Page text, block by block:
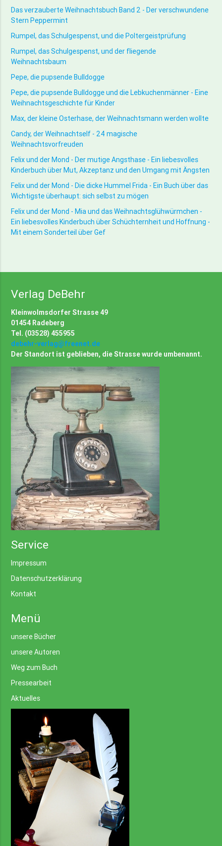
Das verzauberte Weihnachtsbuch Band 2 - Der verschwundene
Stern Peppermint
Rumpel, das Schulgespenst, und die Poltergeistprüfung
Rumpel, das Schulgespenst, und der fliegende
Weihnachtsbaum
Pepe, die pupsende Bulldogge
Pepe, die pupsende Bulldogge und die Lebkuchenmänner - Eine
Weihnachtsgeschichte für Kinder
Max, der kleine Osterhase, der Weihnachtsmann werden wollte
Candy, der Weihnachtself - 24 magische
Weihnachtsvorfreuden
Felix und der Mond - Der mutige Angsthase - Ein liebesvolles
Kinderbuch über Mut, Akzeptanz und den Umgang mit Ängsten
Felix und der Mond - Die dicke Hummel Frida - Ein Buch über das
Wichtigste überhaupt: sich selbst zu mögen
Felix und der Mond - Mia und das Weihnachtsglühwürmchen -
Ein liebesvolles Kinderbuch über Schüchternheit und Hoffnung -
Mit einem Sonderteil über Gef
Verlag DeBehr
Kleinwolmsdorfer Strasse 49
01454 Radeberg
Tel. (03528) 455955
debehr-verlag@freenet.de
Der Standort ist geblieben, die Strasse wurde umbenannt.
Service
Impressum
Datenschutzerklärung
Kontakt
Menü
unsere Bücher
unsere Autoren
Weg zum Buch
Pressearbeit
Aktuelles